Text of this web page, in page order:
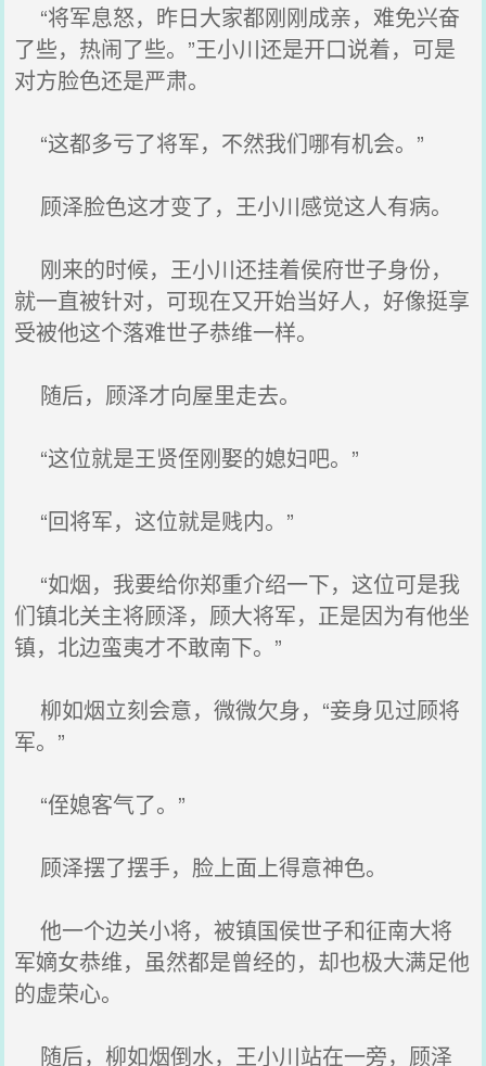
“将军息怒，昨日大家都刚刚成亲，难免兴奋
了些，热闹了些。”王小川还是开口说着，可是
对方脸色还是严肃。
“这都多亏了将军，不然我们哪有机会。”
顾泽脸色这才变了，王小川感觉这人有病。
刚来的时候，王小川还挂着侯府世子身份，
就一直被针对，可现在又开始当好人，好像挺享
受被他这个落难世子恭维一样。
随后，顾泽才向屋里走去。
“这位就是王贤侄刚娶的媳妇吧。”
“回将军，这位就是贱内。”
“如烟，我要给你郑重介绍一下，这位可是我
们镇北关主将顾泽，顾大将军，正是因为有他坐
镇，北边蛮夷才不敢南下。”
柳如烟立刻会意，微微欠身，“妾身见过顾将
军。”
“侄媳客气了。”
顾泽摆了摆手，脸上面上得意神色。
他一个边关小将，被镇国侯世子和征南大将
军嫡女恭维，虽然都是曾经的，却也极大满足他
的虚荣心。
随后，柳如烟倒水，王小川站在一旁，顾泽